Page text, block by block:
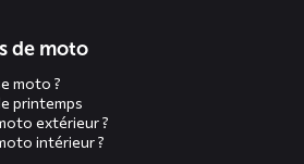
de moto
moto ?
printemps
extérieur ?
intérieur ?